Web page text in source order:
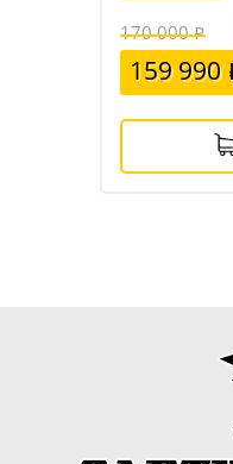
170 000
159 990